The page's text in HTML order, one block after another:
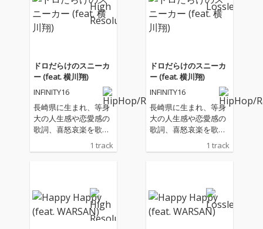
ドロだらけのスニーカ
ー (feat. 横川翔)
INFINITY16
長崎県に生まれ、等身
大の人生感や恋愛感の
歌詞、喜怒哀楽を歌に
ライブパフォーマンス
なアーティスト。そん
な横川翔が、INFINITY1
6のBEATに乗って、最
1 track
ドロだらけのスニーカ
ー (feat. 横川翔)
INFINITY16
長崎県に生まれ、等身
大の人生感や恋愛感の
歌詞、喜怒哀楽を歌に
乗せ、バイブス全開の
ライブパフォーマンス
なアーティスト。そん
な横川翔が、INFINITY1
6のBEATに乗って、最
1 track